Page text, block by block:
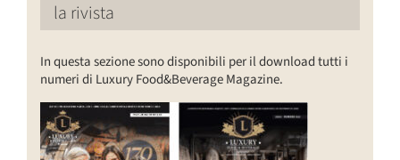
la rivista
In questa sezione sono disponibili per il download tutti i
numeri di Luxury Food&Beverage Magazine.